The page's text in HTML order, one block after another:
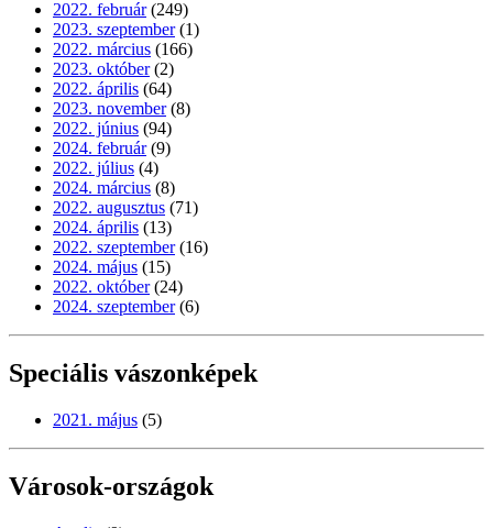
2022. február (249)
2023. szeptember (1)
2022. március (166)
2023. október (2)
2022. április (64)
2023. november (8)
2022. június (94)
2024. február (9)
2022. július (4)
2024. március (8)
2022. augusztus (71)
2024. április (13)
2022. szeptember (16)
2024. május (15)
2022. október (24)
2024. szeptember (6)
Speciális vászonképek
2021. május (5)
Városok-országok